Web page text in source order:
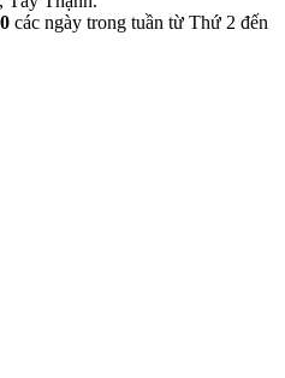
các ngày trong tuần từ Thứ 2 đến